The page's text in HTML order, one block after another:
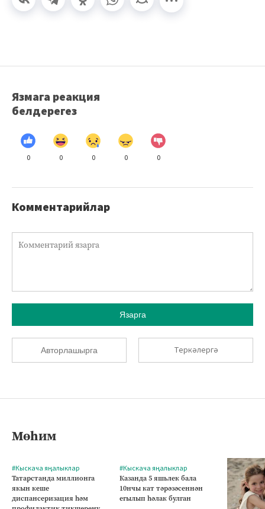
Язмага реакция
белдерегез
0 0 0 0 0
Комментарийлар
Язарга
Авторлашырга Теркәлергә
Мөһим
#Кыскача яңалыклар
Татарстанда миллионга
якын кеше
диспансеризация һәм
#Кыскача яңалыклар
Казанда 5 яшьлек бала
10нчы кат тәрәзәсеннән
егылып һәлак булган